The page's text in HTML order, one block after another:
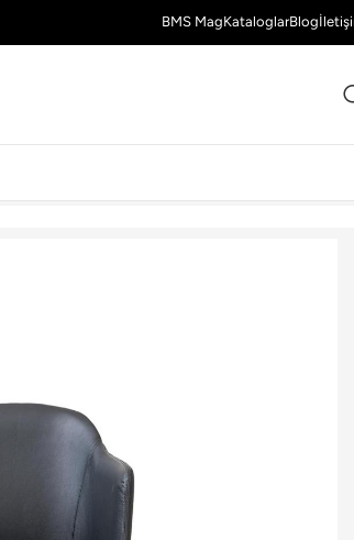
BMS MagKataloglarBlog